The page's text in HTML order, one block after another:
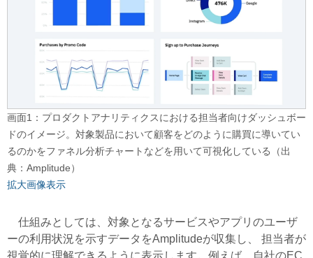
画面1：プロダクトアナリティクスにおける担当者向けダッシュボー
ドのイメージ。対象製品において顧客をどのように購買に導いてい
るのかをファネル分析チャートなどを用いて可視化している（出
典：Amplitude）
拡大画像表示
仕組みとしては、対象となるサービスやアプリのユーザ
ーの利用状況を示すデータをAmplitudeが収集し、 担当者が